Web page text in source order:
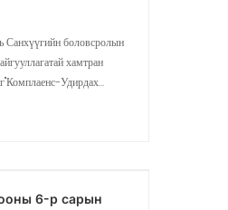
боловсролын
хамтран
Удирдах...
6-р сарын